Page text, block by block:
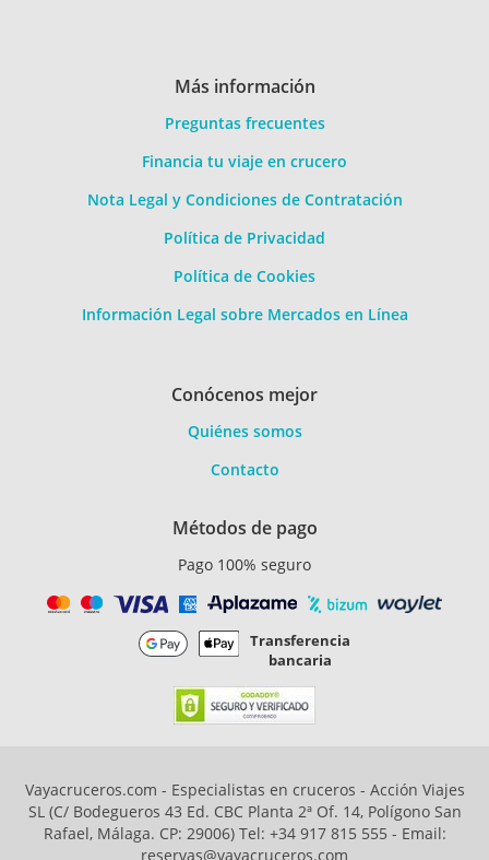
Más información
Preguntas frecuentes
Financia tu viaje en crucero
Nota Legal y Condiciones de Contratación
Política de Privacidad
Política de Cookies
Información Legal sobre Mercados en Línea
Conócenos mejor
Quiénes somos
Contacto
Métodos de pago
Pago 100% seguro
Transferencia
bancaria
Vayacruceros.com - Especialistas en cruceros - Acción Viajes
SL (C/ Bodegueros 43 Ed. CBC Planta 2ª Of. 14, Polígono San
Rafael, Málaga. CP: 29006) Tel: +34 917 815 555 - Email:
reservas@vayacruceros.com